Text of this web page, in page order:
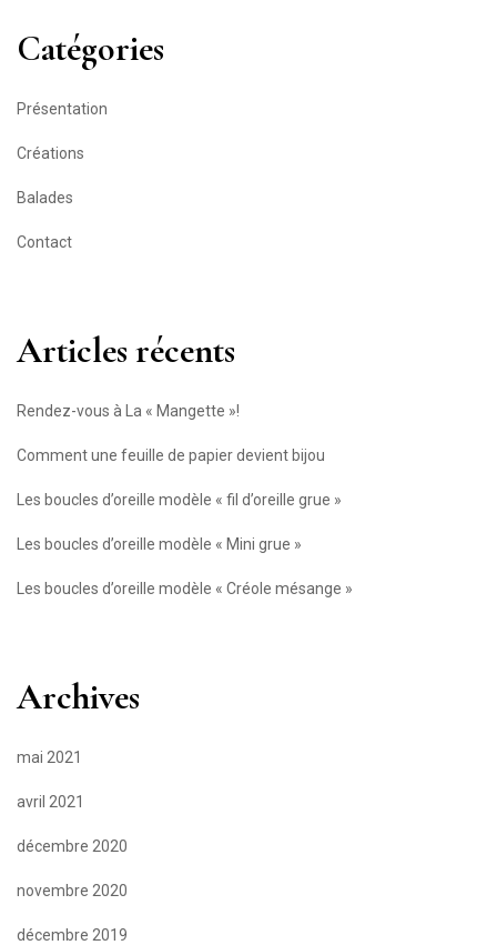
Catégories
Présentation
Créations
Balades
Contact
Articles récents
Rendez-vous à La « Mangette »!
Comment une feuille de papier devient bijou
Les boucles d’oreille modèle « fil d’oreille grue »
Les boucles d’oreille modèle « Mini grue »
Les boucles d’oreille modèle « Créole mésange »
Archives
mai 2021
avril 2021
décembre 2020
novembre 2020
décembre 2019